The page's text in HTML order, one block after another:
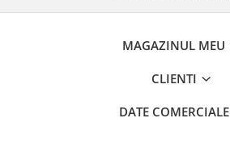
MAGAZINUL MEU
CLIENTI
DATE COMERCIALE